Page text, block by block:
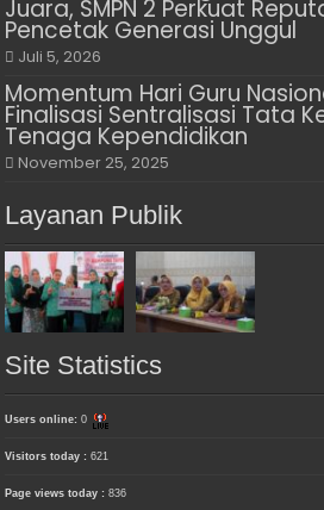
Juara, SMPN 2 Perkuat
Pencetak Generasi Unggul
Juli 5, 2026
Momentum Hari Guru
Finalisasi Sentralisasi Tata
Tenaga Kependidikan
November 25, 2025
Layanan Publik
Site Statistics
Users online:0
Visitors today :621
Page views today :836